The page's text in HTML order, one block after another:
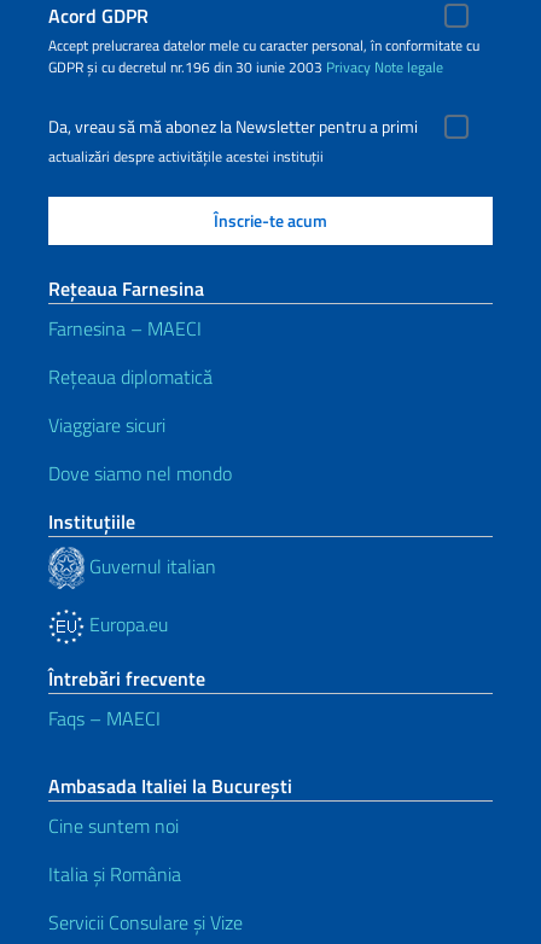
Acord GDPR
Accept prelucrarea datelor mele cu caracter personal, în conformitate cu
GDPR și cu decretul nr.196 din 30 iunie 2003 Privacy Note legale
Da, vreau să mă abonez la Newsletter pentru a primi
actualizări despre activitățile acestei instituții
Rețeaua Farnesina
Farnesina – MAECI
Rețeaua diplomatică
Viaggiare sicuri
Dove siamo nel mondo
Instituţiile
Guvernul italian
Europa.eu
Întrebări frecvente
Faqs – MAECI
Ambasada Italiei la București
Cine suntem noi
Italia și România
Servicii Consulare și Vize